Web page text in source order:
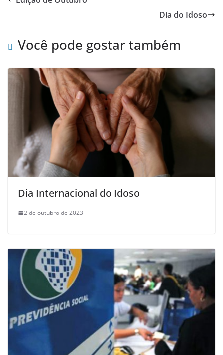
Dia do Idoso
Você pode gostar também
Dia Internacional do Idoso
2 de outubro de 2023